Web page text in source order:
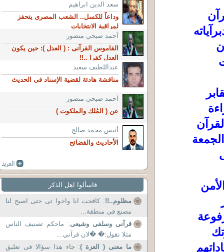
سعد الدين ابراهيم
وداعاً للكسل.. الشعب المصرى يتحفز
لمراقبة الانتخابات
آحمد صبحي منصور
القاموس القرآنى : ( العدل ): حين يكون
العدل كفرا ..!!
عبداللطيف سعيد
مناقشة هادئة لقضية الإسناد فى الحديث
آحمد صبحي منصور
عن ( المُلك والملكوت )
أنيس محمد صالح
الأحاديث والفضائح
فاسألوا اهل الذكر
مظلوم..!!: كافحت انا واخوا تى حتى اصبح لنا
مصنع فى منطقة...
قرآنى وسلفى وشيعى: ماحكم تصنيف الناس
مثلا نقول:� �لان قرآني...
ما معنى ( العزة ): جاء هذا سؤالا فى تعليق